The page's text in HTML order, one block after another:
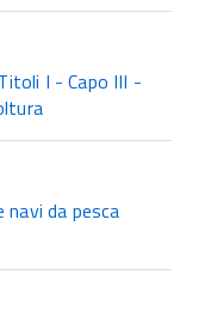
I - Capo III -
da pesca